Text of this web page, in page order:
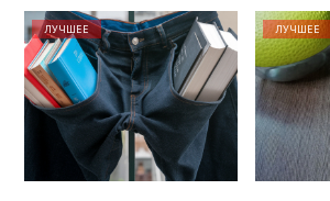
ЛУЧШЕЕ ЛУЧШЕЕ